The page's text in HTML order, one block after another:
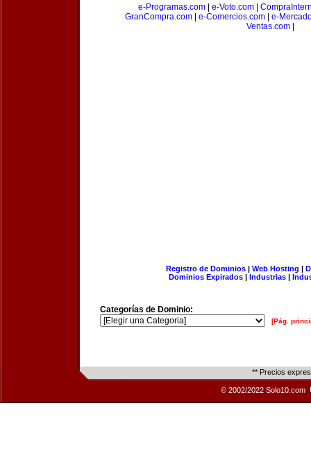
e-Programas.com
e-Voto.com
GranCompra.com
e-Comercios.com
e-
Ventas.com|
Registro de Dominios| Web Hosting |
Dominios Expirados | Industrias |
Categorías de Dominio:
[Pág.
** Precios
© 2002/2022 Solo10.com